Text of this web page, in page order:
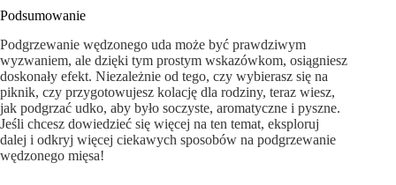
Podsumowanie
Podgrzewanie wędzonego uda może być prawdziwym
wyzwaniem, ale dzięki tym prostym wskazówkom, osiągniesz
doskonały efekt. Niezależnie od tego, czy wybierasz się na
piknik, czy przygotowujesz kolację dla rodziny, teraz wiesz,
jak podgrzać udko, aby było soczyste, aromatyczne i pyszne.
Jeśli chcesz dowiedzieć się więcej na ten temat, eksploruj
dalej i odkryj więcej ciekawych sposobów na podgrzewanie
wędzonego mięsa!